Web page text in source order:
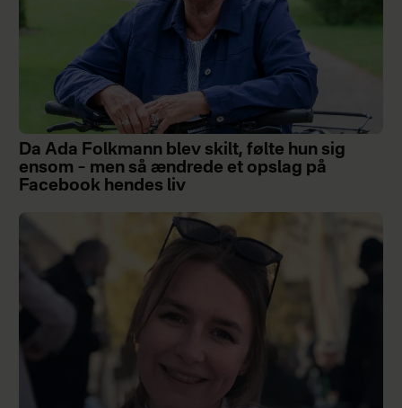
Da Ada Folkmann blev skilt, følte hun sig
ensom – men så ændrede et opslag på
Facebook hendes liv